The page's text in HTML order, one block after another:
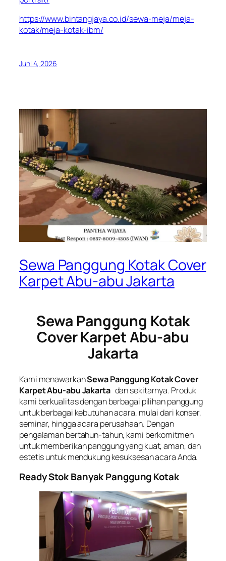
https://www.bintangjaya.co.id/sewa-meja/meja-
kotak/meja-kotak-ibm/
Juni 4, 2026
Sewa Panggung Kotak Cover
Karpet Abu-abu Jakarta
Sewa Panggung Kotak
Cover Karpet Abu-abu
Jakarta
Kami menawarkanSewa Panggung Kotak Cover
Karpet Abu-abu Jakarta dan sekitarnya. Produk
kami berkualitas dengan berbagai pilihan panggung
untuk berbagai kebutuhan acara, mulai dari konser,
seminar, hingga acara perusahaan. Dengan
pengalaman bertahun-tahun, kami berkomitmen
untuk memberikan panggung yang kuat, aman, dan
estetis untuk mendukung kesuksesan acara Anda.
Ready Stok Banyak Panggung Kotak